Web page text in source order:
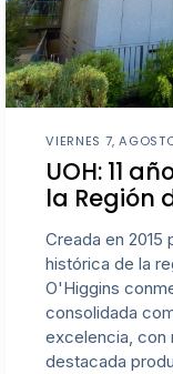
VIERNES 7,
UOH: 11
la Región
Creada en 2015
histórica de la
O'Higgins
consolidada
excelencia, con
destacada